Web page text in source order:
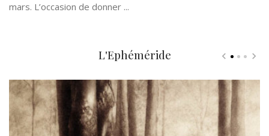
mars. L’occasion de donner ...
L'Ephéméride